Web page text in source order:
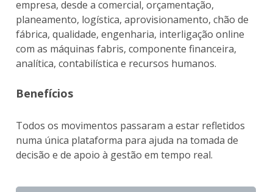
empresa, desde a comercial, orçamentação,
planeamento, logística, aprovisionamento, chão de
fábrica, qualidade, engenharia, interligação online
com as máquinas fabris, componente financeira,
analítica, contabilística e recursos humanos.
Benefícios
Todos os movimentos passaram a estar refletidos
numa única plataforma para ajuda na tomada de
decisão e de apoio à gestão em tempo real.